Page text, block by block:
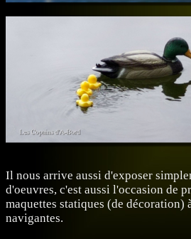
Il nous arrive aussi d'exposer
d'oeuvres, c'est aussi l'occasion de
maquettes statiques (de décoration)
navigantes.